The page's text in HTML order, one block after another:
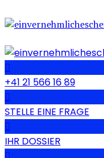
+41 21 566 16 89
STELLE EINE FRAGE
IHR DOSSIER